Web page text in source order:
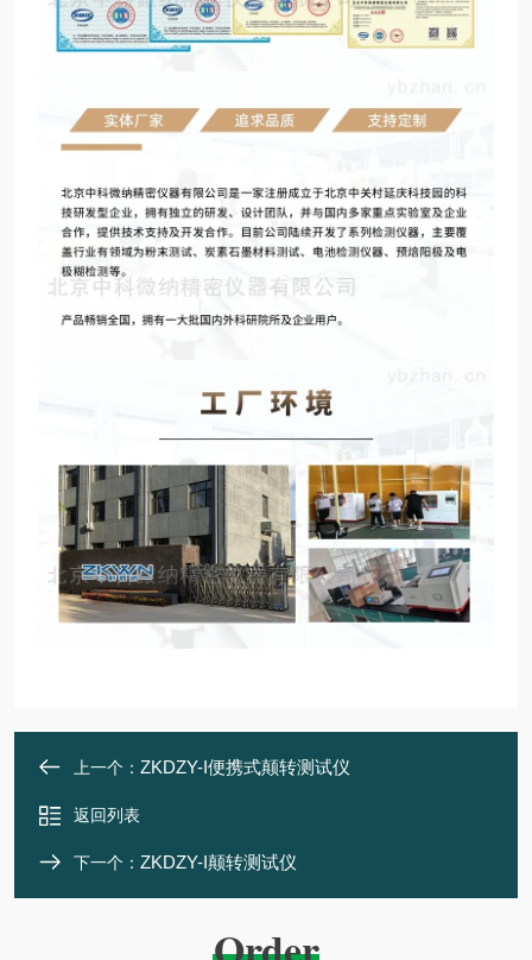
上一个： ZKDZY-I便携式颠转测试仪
返回列表
下一个： ZKDZY-I颠转测试仪